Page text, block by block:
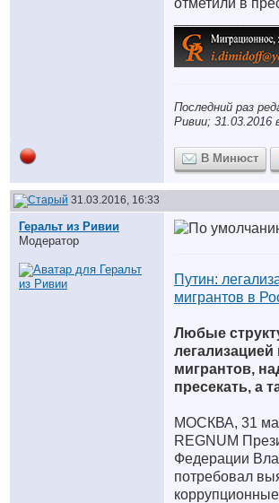
отметили в
Последний раз
Ривии; 31.03.2016
В Минюст
31.03.2016, 16:33
Геральт из Ривии
Модератор
Путин:
мигрантов в
Любые
мигрантов,
пресекать, а
МОСКВА, 31
REGNUM
Федерации
потребовал